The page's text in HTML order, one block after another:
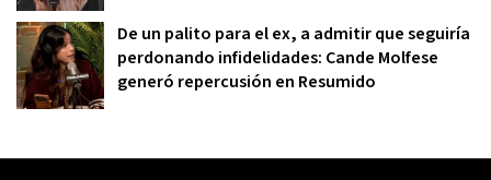
De un palito para el ex, a admitir que seguiría
perdonando infidelidades: Cande Molfese
generó repercusión en Resumido